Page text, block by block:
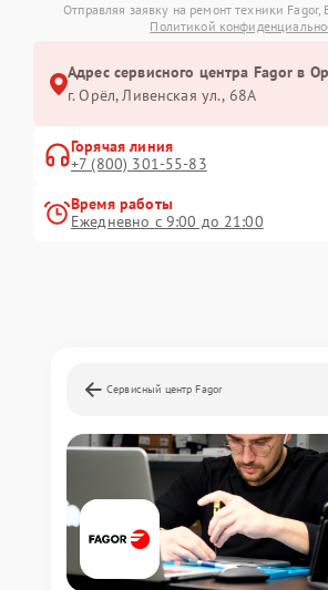
Отправляя заявку на ремонт техники Fagor,
Политикой
Адрес сервисного центра Fagor в
г. Орёл, Ливенская ул., 68А
Горячая линия
+7 (800) 301-55-83
Время работы
Ежедневно с 9:00 до 21:00
Сервисный центр Fagor